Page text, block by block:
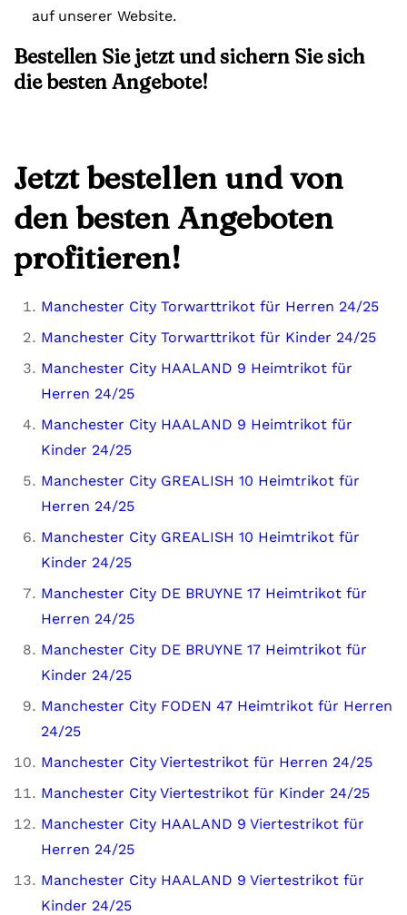
auf unserer Website.
Bestellen Sie jetzt und sichern Sie sich
die besten Angebote!
Jetzt bestellen und von
den besten Angeboten
profitieren!
Manchester City Torwarttrikot für Herren 24/25
Manchester City Torwarttrikot für Kinder 24/25
Manchester City HAALAND 9 Heimtrikot für
Herren 24/25
Manchester City HAALAND 9 Heimtrikot für
Kinder 24/25
Manchester City GREALISH 10 Heimtrikot für
Herren 24/25
Manchester City GREALISH 10 Heimtrikot für
Kinder 24/25
Manchester City DE BRUYNE 17 Heimtrikot für
Herren 24/25
Manchester City DE BRUYNE 17 Heimtrikot für
Kinder 24/25
Manchester City FODEN 47 Heimtrikot für Herren
24/25
Manchester City Viertestrikot für Herren 24/25
Manchester City Viertestrikot für Kinder 24/25
Manchester City HAALAND 9 Viertestrikot für
Herren 24/25
Manchester City HAALAND 9 Viertestrikot für
Kinder 24/25